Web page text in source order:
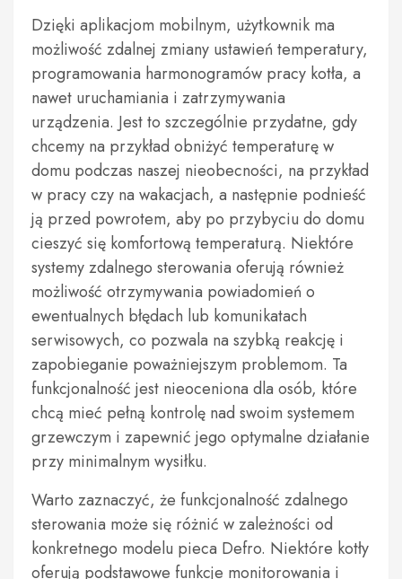
Dzięki aplikacjom mobilnym, użytkownik ma
możliwość zdalnej zmiany ustawień temperatury,
programowania harmonogramów pracy kotła, a
nawet uruchamiania i zatrzymywania
urządzenia. Jest to szczególnie przydatne, gdy
chcemy na przykład obniżyć temperaturę w
domu podczas naszej nieobecności, na przykład
w pracy czy na wakacjach, a następnie podnieść
ją przed powrotem, aby po przybyciu do domu
cieszyć się komfortową temperaturą. Niektóre
systemy zdalnego sterowania oferują również
możliwość otrzymywania powiadomień o
ewentualnych błędach lub komunikatach
serwisowych, co pozwala na szybką reakcję i
zapobieganie poważniejszym problemom. Ta
funkcjonalność jest nieoceniona dla osób, które
chcą mieć pełną kontrolę nad swoim systemem
grzewczym i zapewnić jego optymalne działanie
przy minimalnym wysiłku.
Warto zaznaczyć, że funkcjonalność zdalnego
sterowania może się różnić w zależności od
konkretnego modelu pieca Defro. Niektóre kotły
oferują podstawowe funkcje monitorowania i